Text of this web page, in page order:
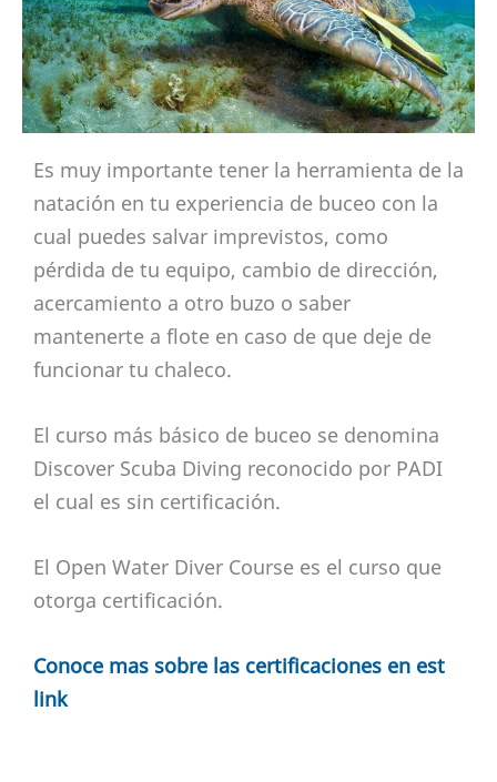
Es muy importante tener la herramienta de la
natación en tu experiencia de buceo con la
cual puedes salvar imprevistos, como
pérdida de tu equipo, cambio de dirección,
acercamiento a otro buzo o saber
mantenerte a flote en caso de que deje de
funcionar tu chaleco.
El curso más básico de buceo se denomina
Discover Scuba Diving reconocido por PADI
el cual es sin certificación.
El Open Water Diver Course es el curso que
otorga certificación.
Conoce mas sobre las certificaciones en est
link